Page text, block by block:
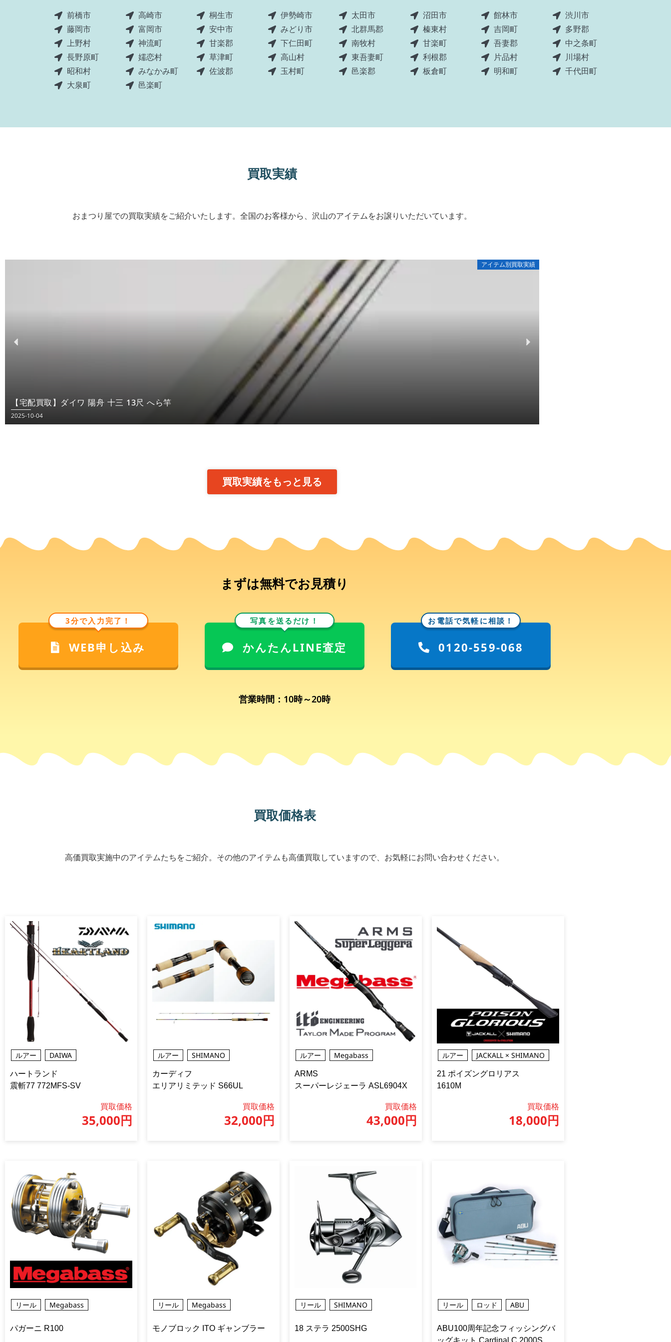
前橋市 高崎市 桐生市 伊勢崎市 太田市 沼田市 館林市
渋川市
藤岡市
富岡市 安中市 みどり市 北群馬郡 榛東村 吉岡町
多野郡
上野村
神流町 甘楽郡 下仁田町 南牧村 甘楽町 吾妻郡
中之条町
長野原町
嬬恋村 草津町 高山村 東吾妻町 利根郡 片品村
川場村
昭和村
みなかみ町 佐波郡 玉村町 邑楽郡 板倉町 明和町
千代田町
大泉町
邑楽町
買取実績
おまつり屋での買取実績をご紹介いたします。全国のお客様から、沢山のアイテムをお譲りいただいています。
アイテム別買取実績
【宅配買取】ダイワ 陽舟 十三 13尺 へら竿
2025-10-04
買取実績をもっと見る
まずは無料でお見積り
3分で入力完了！
WEB申し込み
写真を送るだけ！
かんたんLINE査定
お電話で気軽に相談！
0120-559-068
営業時間：10時～20時
買取価格表
高価買取実施中のアイテムたちをご紹介。その他のアイテムも高価買取していますので、お気軽にお問い合わせください。
ルアー DAIWA
ハートランド
震斬77 772MFS-SV
買取価格
35,000円
ルアー SHIMANO
カーディフ
エリアリミテッド S66UL
買取価格
32,000円
ルアー Megabass
ARMS
スーパーレジェーラ ASL6904X
買取価格
43,000円
ルアー JACKALL × SHIMANO
21 ポイズングロリアス
1610M
買取価格
18,000円
リール Megabass
パガーニ R100
リール Megabass
モノブロック ITO ギャンブラー
リール SHIMANO
18 ステラ 2500SHG
リール ロッド ABU
ABU100周年記念フィッシングバ
ッグキット Cardinal C 2000S